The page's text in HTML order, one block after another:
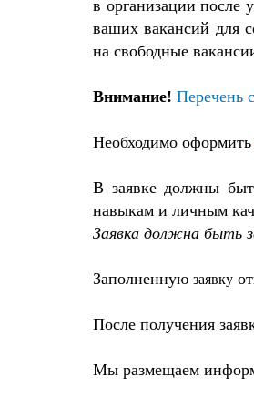
в организации после
ваших вакансий для
на свободные
Внимание! Перечень
Необходимо оформить
В заявке должны
навыкам и личным
Заявка должна быть
Заполненную заявку
После получения
Мы размещаем